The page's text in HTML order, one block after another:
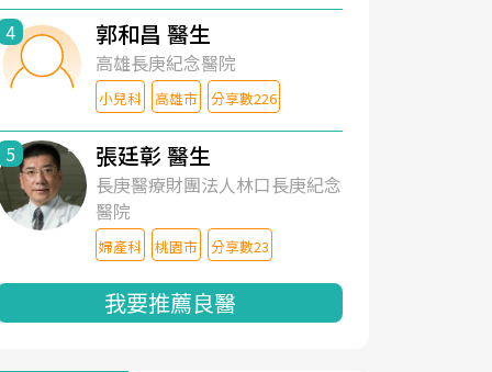
4 郭和昌 醫生
高雄長庚紀念醫院
小兒科 高雄市 分享數226
5 張廷彰 醫生
長庚醫療財團法人林口長庚紀念
醫院
婦產科 桃園市 分享數23
我要推薦良醫